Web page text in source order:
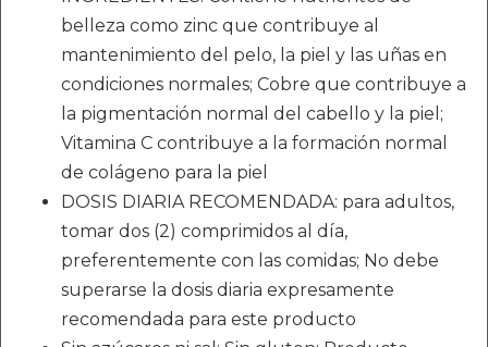
belleza como zinc que contribuye al
mantenimiento del pelo, la piel y las uñas en
condiciones normales; Cobre que contribuye a
la pigmentación normal del cabello y la piel;
Vitamina C contribuye a la formación normal
de colágeno para la piel
DOSIS DIARIA RECOMENDADA: para adultos,
tomar dos (2) comprimidos al día,
preferentemente con las comidas; No debe
superarse la dosis diaria expresamente
recomendada para este producto